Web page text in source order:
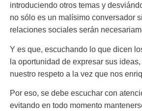
introduciendo otros temas y
no sólo es un malísimo conversador
relaciones sociales serán
Y es que, escuchando lo que dicen
la oportunidad de expresar sus
nuestro respeto a la vez que nos
Por eso, se debe escuchar con
evitando en todo momento